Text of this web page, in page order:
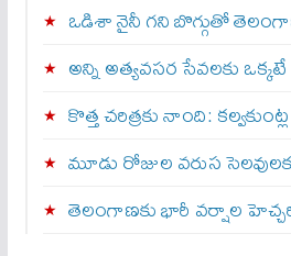
ఒడిశా నైనీ గని బొగ్గుతో
అన్ని అత్యవసర సేవలకు
కొత్త చరిత్రకు నాంది:
మూడు రోజుల వరుస
తెలంగాణకు భారీ వర్షాల